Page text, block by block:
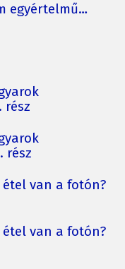
egyértelmű…
rész
rész
étel van a fotón?
étel van a fotón?